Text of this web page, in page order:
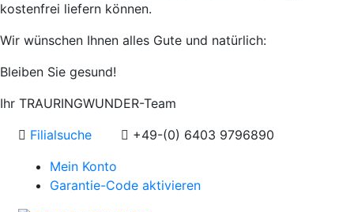
kostenfrei liefern können.
Wir wünschen Ihnen alles Gute und natürlich:
Bleiben Sie gesund!
Ihr TRAURINGWUNDER-Team
Filialsuche
+49-(0) 6403 9796890
Mein Konto
Garantie-Code aktivieren